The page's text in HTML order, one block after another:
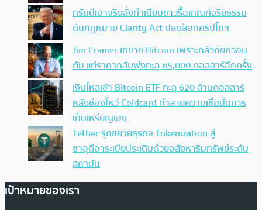
ทรัมป์เอาจริง สั่งทำเนียบขาวรื้อเกณฑ์จริยธรรม
ดันกฎหมาย Clarity Act ปลดล็อกคริปโทฯ
Jim Cramer เทขาย Bitcoin เพราะกลัวภัยควอน
ตัม แต่ราคากลับพุ่งทะลุ 65,000 ดอลลาร์อีกครั้ง
เงินไหลเข้า Bitcoin ETF ทะลุ 620 ล้านดอลลาร์
หลังช่องโหว่ Coldcard ทำลายความเชื่อมั่นการ
เก็บเหรียญเอง
Tether รุกขยายธุรกิจ Tokenization สู่
ซาอุดีอาระเบียประเดิมด้วยอสังหาริมทรัพย์ระดับ
สถาบัน
เป้าหมายของเรา